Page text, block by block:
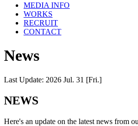
MEDIA INFO
WORKS
RECRUIT
CONTACT
News
Last Update: 2026 Jul. 31 [Fri.]
NEWS
Here's an update on the latest news from